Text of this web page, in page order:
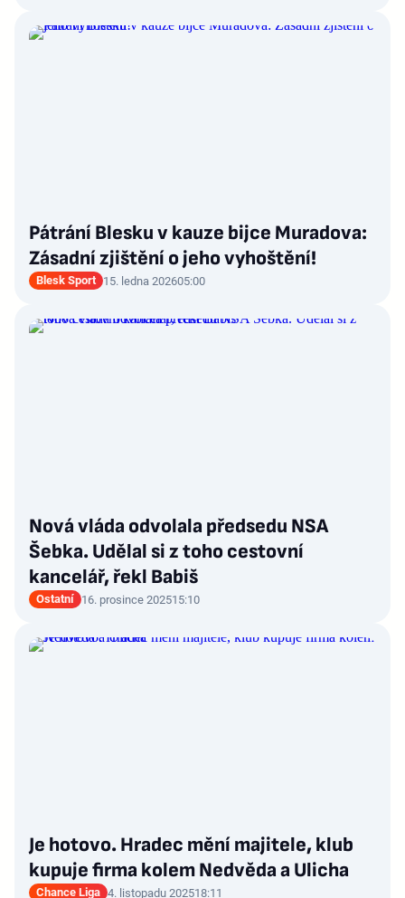
Pátrání Blesku v kauze bijce Muradova:
Zásadní zjištění o jeho vyhoštění!
Blesk Sport 15. ledna 202605:00
Nová vláda odvolala předsedu NSA
Šebka. Udělal si z toho cestovní
kancelář, řekl Babiš
Ostatní 16. prosince 202515:10
Je hotovo. Hradec mění majitele, klub
kupuje firma kolem Nedvěda a Ulicha
Chance Liga 4. listopadu 202518:11